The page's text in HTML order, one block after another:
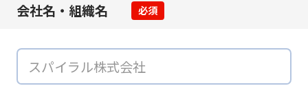
会社名・組織名 必須